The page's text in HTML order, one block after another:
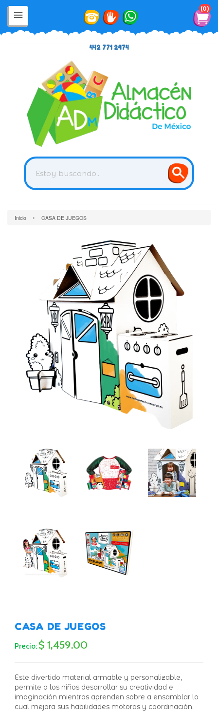
0
442 771 2474
Inicio › CASA DE JUEGOS
CASA DE JUEGOS
Precio: $ 1,459.00
Este divertido material armable y personalizable,
permite a los niños desarrollar su creatividad e
imaginación mientras aprenden sobre a ensamblar lo
cual mejora sus habilidades motoras y coordinación.